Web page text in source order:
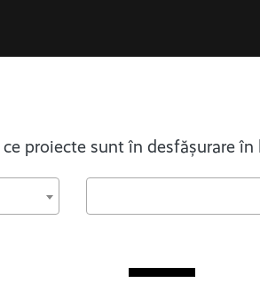
ce proiecte sunt în desfășurare